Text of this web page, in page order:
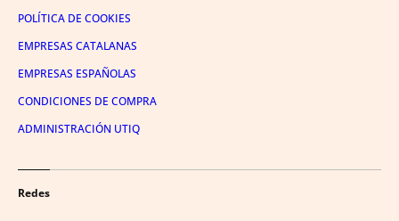
POLÍTICA DE COOKIES
EMPRESAS CATALANAS
EMPRESAS ESPAÑOLAS
CONDICIONES DE COMPRA
ADMINISTRACIÓN UTIQ
Redes